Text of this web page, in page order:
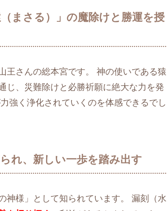
まさる）」の魔除けと勝運を授
王さんの総本宮です。 神の使いである猿
じ、災難除けと必勝祈願に絶大な力を発
強く浄化されていくのを体感できるでし
れ、新しい一歩を踏み出す
神様」として知られています。 漏刻（水